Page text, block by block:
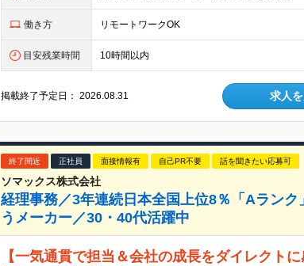
働き方 リモートワークOK
目安残業時間 10時間以内
掲載終了予定日：2026.08.31 求人
終了間近 正社員 面接情報有 自己PR不要 話を聞きたい応募可
ソマックス株式会社
経理事務／3年連続日本全国上位8％「Aラン
うメーカー／30・40代活躍中
【一気通貫で担当＆会社の成長をダイレクト